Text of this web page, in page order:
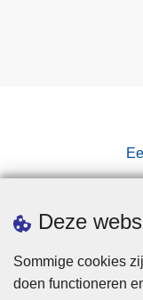
Deze
Sommige cookies
doen functioneren